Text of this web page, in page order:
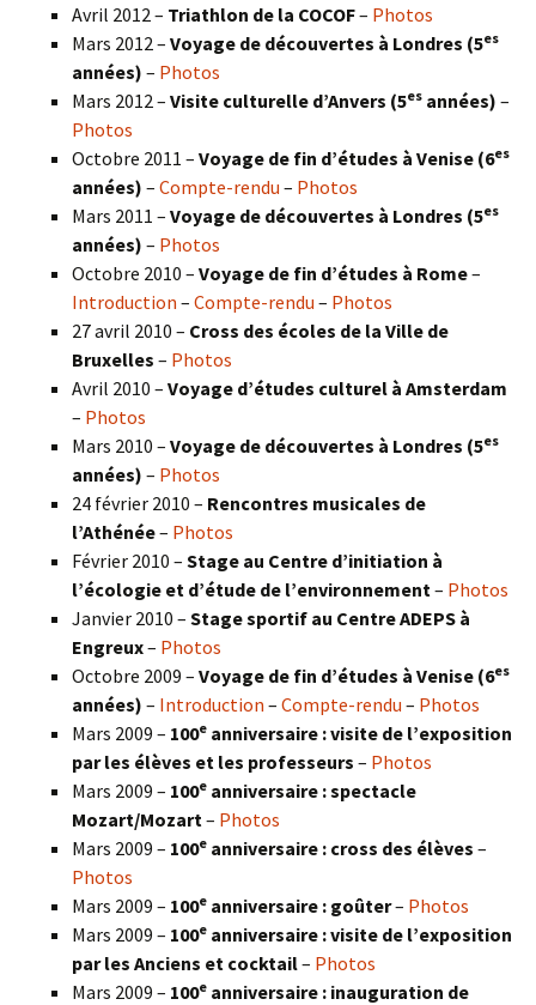
Avril 2012 – Triathlon de la COCOF– Photos
Mars 2012 – Voyage de découvertes à Londres (5es
années) – Photos
Mars 2012 – Visite culturelle d’Anvers (5es années) –
Photos
Octobre 2011 – Voyage de fin d’études à Venise (6es
années) – Compte-rendu – Photos
Mars 2011 – Voyage de découvertes à Londres (5es
années) – Photos
Octobre 2010 – Voyage de fin d’études à Rome–
Introduction – Compte-rendu – Photos
27 avril 2010 – Cross des écoles de la Ville de
Bruxelles – Photos
Avril 2010 – Voyage d’études culturel à Amsterdam
– Photos
Mars 2010 – Voyage de découvertes à Londres (5es
années) – Photos
24 février 2010 – Rencontres musicales de
l’Athénée– Photos
Février 2010 – Stage au Centre d’initiation à
l’écologie et d’étude de l’environnement – Photos
Janvier 2010 – Stage sportif au Centre ADEPS à
Engreux– Photos
Octobre 2009 – Voyage de fin d’études à Venise (6es
années) – Introduction – Compte-rendu – Photos
Mars 2009 – 100e anniversaire : visite de l’exposition
par les élèves et les professeurs – Photos
Mars 2009 – 100e anniversaire : spectacle
Mozart/Mozart – Photos
Mars 2009 – 100e anniversaire : cross des élèves –
Photos
Mars 2009 – 100e anniversaire : goûter– Photos
Mars 2009 – 100e anniversaire : visite de l’exposition
par les Anciens et cocktail– Photos
Mars 2009 – 100e anniversaire : inauguration de